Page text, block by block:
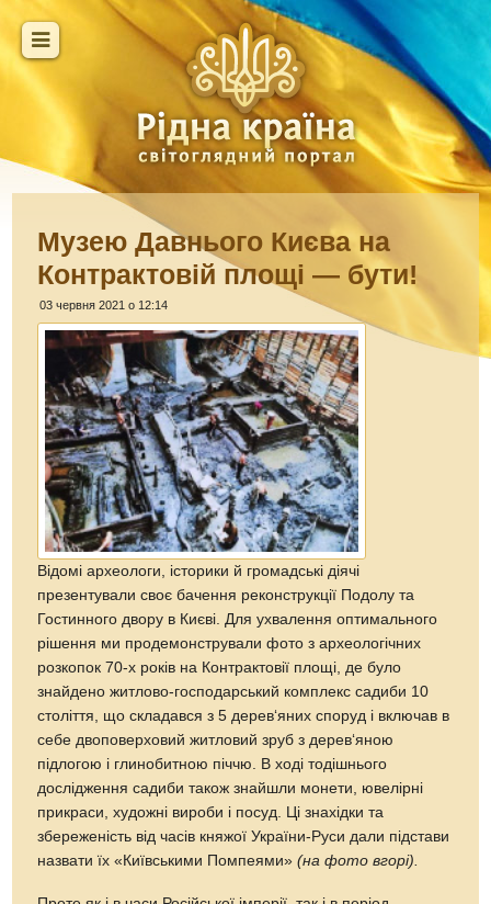
Музею Давнього Києва на
Контрактовій площі — бути!
03 червня 2021 о 12:14
Відомі археологи, історики й громадські діячі
презентували своє бачення реконструкції Подолу та
Гостинного двору в Києві. Для ухвалення оптимального
рішення ми продемонстрували фото з археологічних
розкопок 70-х років на Контрактовії площі, де було
знайдено житлово-господарський комплекс садиби 10
століття, що складався з 5 дерев‘яних споруд і включав в
себе двоповерховий житловий зруб з дерев‘яною
підлогою і глинобитною піччю. В ході тодішнього
дослідження садиби також знайшли монети, ювелірні
прикраси, художні вироби і посуд. Ці знахідки та
збереженість від часів княжої України-Руси дали підстави
назвати їх «Київськими Помпеями»(на фото вгорі).